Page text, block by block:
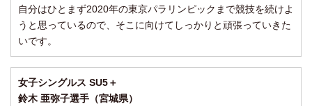
自分はひとまず2020年の東京パラリンピックまで競技を続けよ
うと思っているので、そこに向けてしっかりと頑張っていきた
いです。
女子シングルス SU5＋
鈴木 亜弥子選手（宮城県）